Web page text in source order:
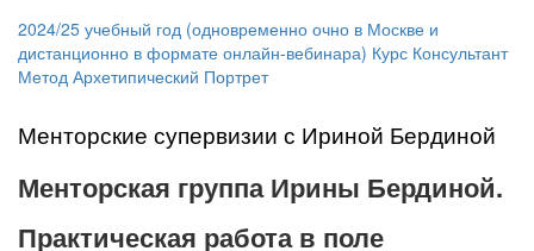
2024/25 учебный год (одновременно очно в Москве и
дистанционно в формате онлайн-вебинара) Курс Консультант
Метод Архетипический Портрет
Менторские супервизии с Ириной Бердиной
Менторская группа Ирины Бердиной.
Практическая работа в поле